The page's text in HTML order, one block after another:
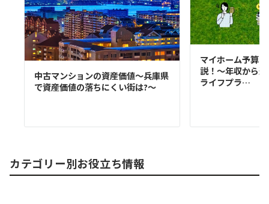
中古マンションの資産価値～兵庫県
で資産価値の落ちにくい街は?～
マイホーム予算
説！～年収から
ライフプラ…
カテゴリー別お役立ち情報